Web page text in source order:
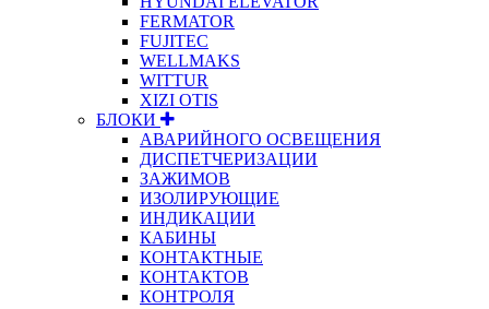
FERMATOR
FUJITEC
WELLMAKS
WITTUR
XIZI OTIS
БЛОКИ
АВАРИЙНОГО ОСВЕЩЕНИЯ
ДИСПЕТЧЕРИЗАЦИИ
ЗАЖИМОВ
ИЗОЛИРУЮЩИЕ
ИНДИКАЦИИ
КАБИНЫ
КОНТАКТНЫЕ
КОНТАКТОВ
КОНТРОЛЯ